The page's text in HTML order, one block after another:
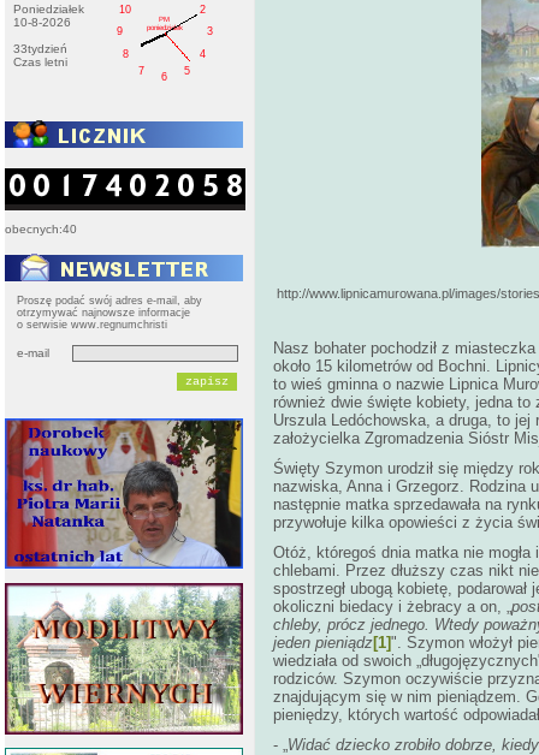
Poniedziałek
10-8-2026
33tydzień
Czas letni
2
3
4
5
6
7
8
9
10
PM
poniedziałek
obecnych:40
Proszę podać swój adres e-mail, aby
otrzymywać najnowsze informacje
o serwisie www.regnumchristi
e-mail
http://www.lipnicamurowana.pl/images/
Nasz bohater pochodził z
około 15 kilometrów od Bochni.
to wieś gminna o nazwie Lipnica
również dwie święte kobiety, jedna
Urszula Ledóchowska, a druga, to jej
założycielka Zgromadzenia Sióstr
Święty Szymon urodził się między
nazwiska, Anna i Grzegorz. Rodzina
następnie matka sprzedawała na
przywołuje kilka opowieści z życia
Otóż, któregoś dnia matka nie
chlebami. Przez dłuższy czas nikt
spostrzegł ubogą kobietę,
okoliczni biedacy i żebracy a on, „
chleby, prócz jednego. Wtedy
jeden pieniądz[1]". Szymon włożył
wiedziała od swoich
rodziców. Szymon oczywiście
znajdującym się w nim pieniądzem.
pieniędzy, których wartość
- „Widać dziecko zrobiło dobrze,